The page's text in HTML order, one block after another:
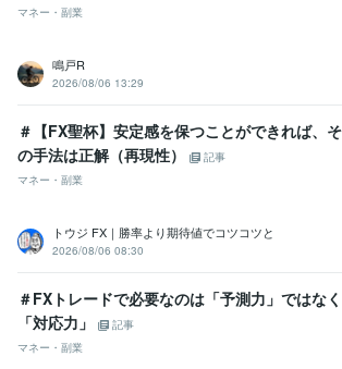
マネー・副業
鳴戸R
2026/08/06 13:29
＃【FX聖杯】安定感を保つことができれば、そ
の手法は正解（再現性）
記事
マネー・副業
トウジ FX｜勝率より期待値でコツコツと
2026/08/06 08:30
＃FXトレードで必要なのは「予測力」ではなく
「対応力」
記事
マネー・副業